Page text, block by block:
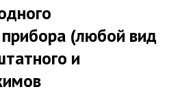
прибора (любой вид
и